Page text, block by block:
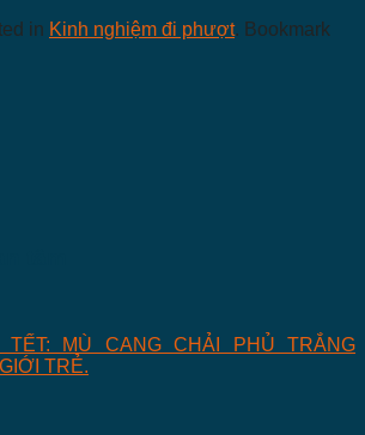
in Kinh nghiệm đi phượt. Bookmark
MÙ CANG CHẢI PHỦ TRẮNG
TRẺ.